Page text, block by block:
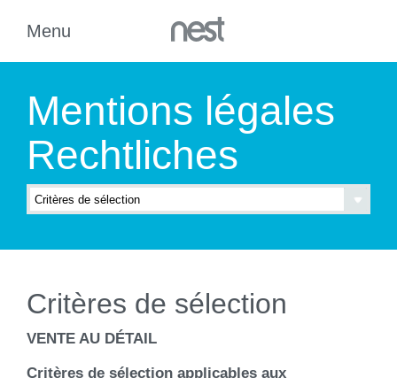
Mentions légales
Rechtliches
Critères de sélection
VENTE AU DÉTAIL
Critères de sélection applicables aux